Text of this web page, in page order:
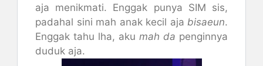
aja menikmati. Enggak punya SIM sis,
padahal sini mah anak kecil aja bisaeun.
Enggak tahu lha, aku mah da penginnya
duduk aja.